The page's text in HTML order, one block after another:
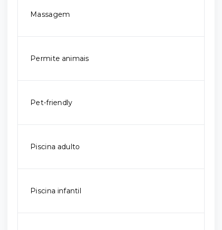
Massagem
Permite animais
Pet-friendly
Piscina adulto
Piscina infantil